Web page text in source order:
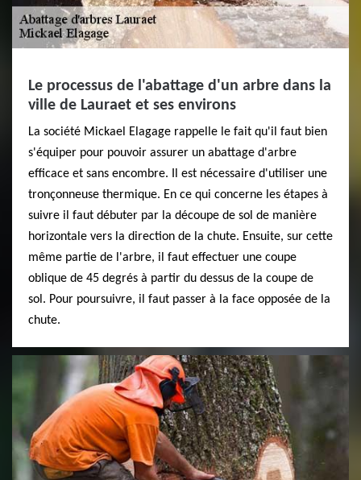
Le processus de l'abattage d'un arbre dans la
ville de Lauraet et ses environs
La société Mickael Elagage rappelle le fait qu'il faut bien
s'équiper pour pouvoir assurer un abattage d'arbre
efficace et sans encombre. Il est nécessaire d'utiliser une
tronçonneuse thermique. En ce qui concerne les étapes à
suivre il faut débuter par la découpe de sol de manière
horizontale vers la direction de la chute. Ensuite, sur cette
même partie de l'arbre, il faut effectuer une coupe
oblique de 45 degrés à partir du dessus de la coupe de
sol. Pour poursuivre, il faut passer à la face opposée de la
chute.